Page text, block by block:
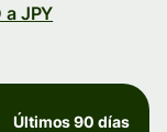
JPY
Últimos 90 días